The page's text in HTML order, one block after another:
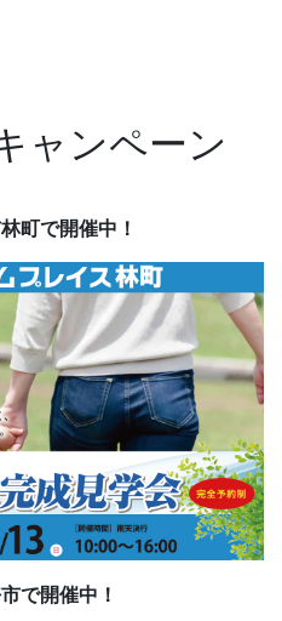
ャンペーン
町で開催中！
で開催中！